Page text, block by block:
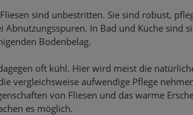
sind unbestritten. Sie sind robust,
Abnutzungsspuren. In Bad und Küche sind
Bodenbelag.
oft kühl. Hier wird meist die
vergleichsweise aufwendige Pflege
von Fliesen und das warme
es möglich.